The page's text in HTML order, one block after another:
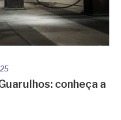
conheça a